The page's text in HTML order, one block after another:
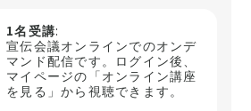
1名受講:
宣伝会議オンラインでのオンデ
マンド配信です。ログイン後、
マイページの「オンライン講座
を見る」から視聴できます。